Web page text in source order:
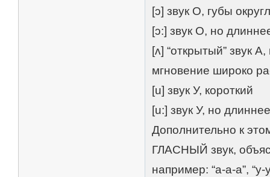
[ɔ] звук О, губы
[ɔ:] звук О, но
[ʌ] “открытый” звук
мгновение широко
[u] звук У, короткий
[u:] звук У, но
Дополнительно к
ГЛАСНЫЙ звук,
например: “а-а-а”, “у-